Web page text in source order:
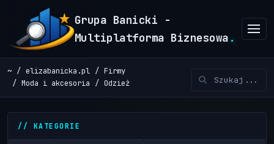
Grupa Banicki -
Multiplatforma Biznesowa .
~ elizabanicka.pl
Firmy
Moda i akcesoria
Odzież
// KATEGORIE